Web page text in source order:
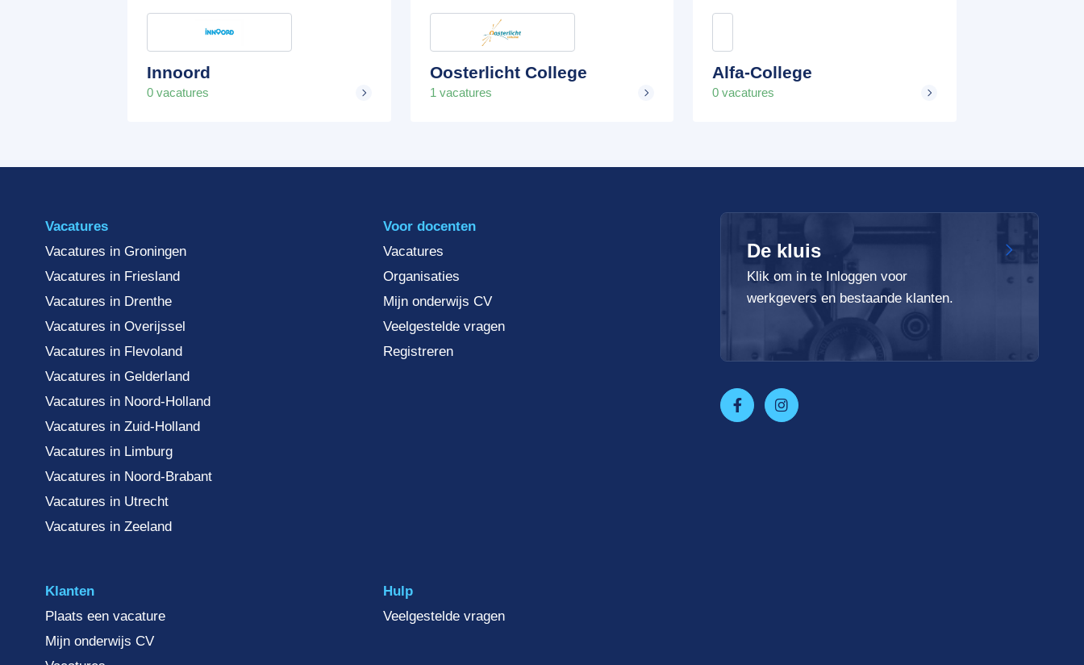
Innoord
0 vacatures
Oosterlicht College
1 vacatures
Alfa-College
0 vacatures
Vacatures
Vacatures in Groningen
Vacatures in Friesland
Vacatures in Drenthe
Vacatures in Overijssel
Vacatures in Flevoland
Vacatures in Gelderland
Vacatures in Noord-Holland
Vacatures in Zuid-Holland
Vacatures in Limburg
Vacatures in Noord-Brabant
Vacatures in Utrecht
Vacatures in Zeeland
Voor docenten
Vacatures
Organisaties
Mijn onderwijs CV
Veelgestelde vragen
Registreren
Klanten
Plaats een vacature
Mijn onderwijs CV
Hulp
Veelgestelde vragen
De kluis
Klik om in te Inloggen voor
werkgevers en bestaande klanten.